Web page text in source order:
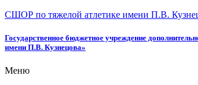
СШОР по тяжелой атлетике имени П.В.
Государственное бюджетное учреждение
имени П.В. Кузнецова»
Меню